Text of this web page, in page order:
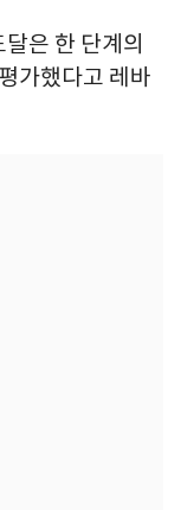
은 한 단계의
가했다고 레바